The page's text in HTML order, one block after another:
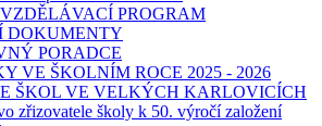
PROGRAM
DOKUMENTY
PORADCE
VE ŠKOLNÍM ROCE 2025 - 2026
ŠKOL VE VELKÝCH KARLOVICÍCH
zřizovatele školy k 50. výročí založení